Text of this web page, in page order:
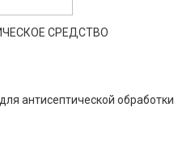
СРЕДСТВО
антисептической обработки